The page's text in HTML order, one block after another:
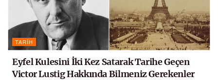
TARIH
Eyfel Kulesini İki Kez Satarak Tarihe Geçen
Victor Lustig Hakkında Bilmeniz Gerekenler